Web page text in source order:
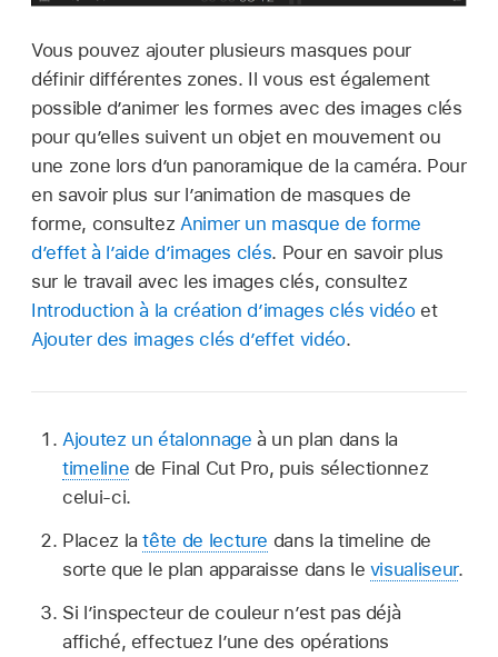
Vous pouvez ajouter plusieurs masques pour
définir différentes zones. Il vous est également
possible d’animer les formes avec des images clés
pour qu’elles suivent un objet en mouvement ou
une zone lors d’un panoramique de la caméra. Pour
en savoir plus sur l’animation de masques de
forme, consultez Animer un masque de forme
d’effet à l’aide d’images clés. Pour en savoir plus
sur le travail avec les images clés, consultez
Introduction à la création d’images clés vidéoet
Ajouter des images clés d’effet vidéo.
Ajoutez un étalonnage à un plan dans la
timeline de Final Cut Pro, puis sélectionnez
celui-ci.
Placez latête de lecture dans la timeline de
sorte que le plan apparaisse dans le visualiseur.
Si l’inspecteur de couleur n’est pas déjà
affiché, effectuez l’une des opérations